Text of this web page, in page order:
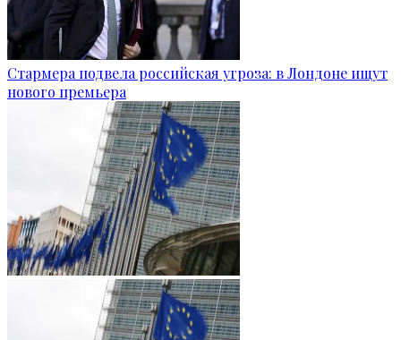
Стармера подвела российская угроза: в Лондоне ищут
нового премьера